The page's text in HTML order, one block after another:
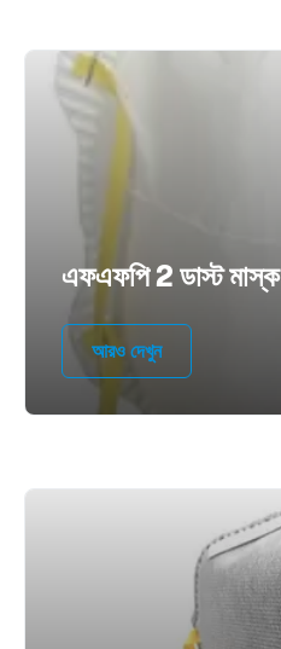
এফএফপি 2 ডাস্ট মাস্ক
আরও দেখুন